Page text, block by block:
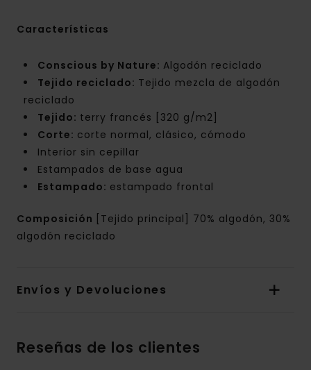
Características
Conscious by Nature: Algodón reciclado
Tejido reciclado: Tejido mezcla de algodón
reciclado
Tejido: terry francés [320 g/m2]
Corte: corte normal, clásico, cómodo
Interior sin cepillar
Estampados de base agua
Estampado: estampado frontal
Composición
[Tejido principal] 70% algodón, 30%
algodón reciclado
Envíos y Devoluciones
Reseñas de los clientes